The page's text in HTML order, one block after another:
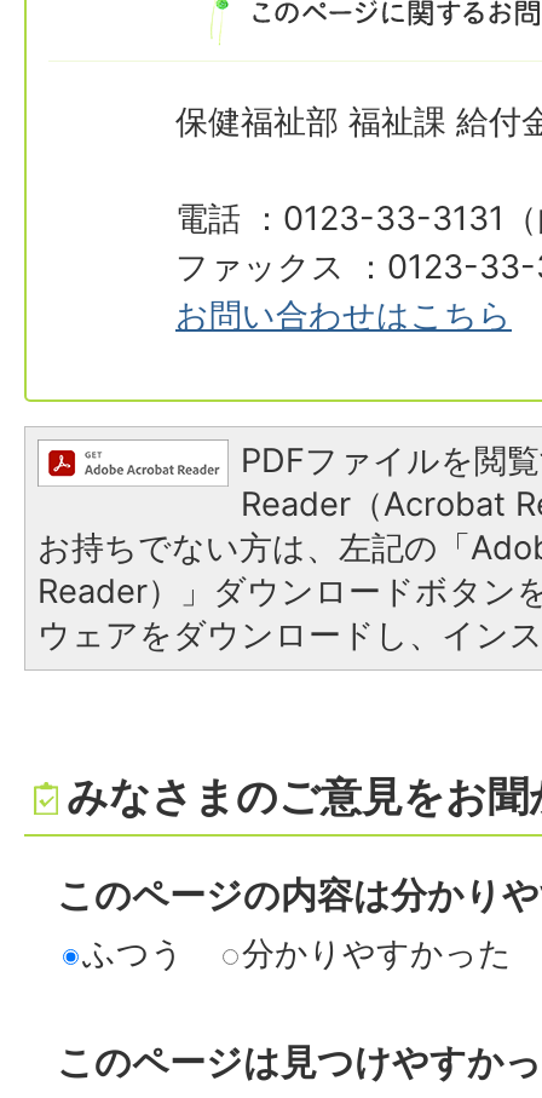
保健福祉部 福祉課 給付
電話 ：0123-33-3131
ファックス ：0123-
お問い合わせはこちら
PDFファイルを閲
Reader（Acrobat
お持ちでない方は、左記の「
Reader）」ダウンロードボタン
ウェアをダウンロードし、イン
みなさまのご意見をお
このページの内容は分かり
ふつう 分かりやすかった
このページは見つけやすか